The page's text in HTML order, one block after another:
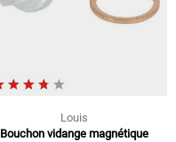
Louis
Bouchon vidange magnétique